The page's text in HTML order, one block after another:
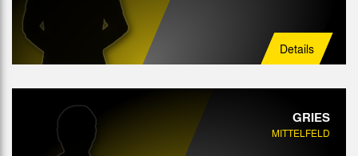
Details
GRIES
MITTELFELD